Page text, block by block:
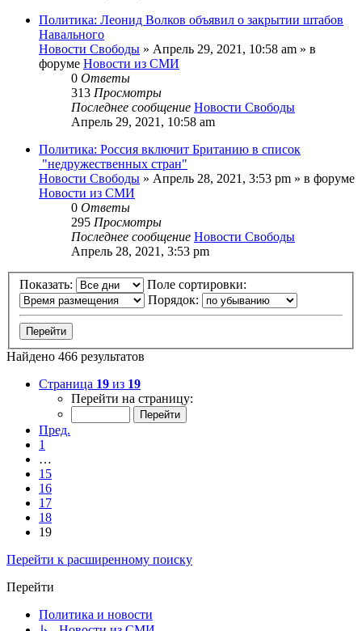
Политика: Леонид Волков объявил о закрытии штабов
Навального
Новости Свободы » Апрель 29, 2021, 10:58 am » в
форуме Новости из СМИ
0 Ответы
313 Просмотры
Последнее сообщение Новости Свободы
Апрель 29, 2021, 10:58 am
Политика: Россия включит Британию в список
"недружественных стран"
Новости Свободы » Апрель 28, 2021, 3:53 pm » в форуме
Новости из СМИ
0 Ответы
295 Просмотры
Последнее сообщение Новости Свободы
Апрель 28, 2021, 3:53 pm
Показать:
Поле сортировки:
Порядок:
Найдено 466 результатов
Страница 19 из 19
Перейти на страницу:
Пред.
1
…
15
16
17
18
19
Перейти к расширенному поиску
Перейти
Политика и новости